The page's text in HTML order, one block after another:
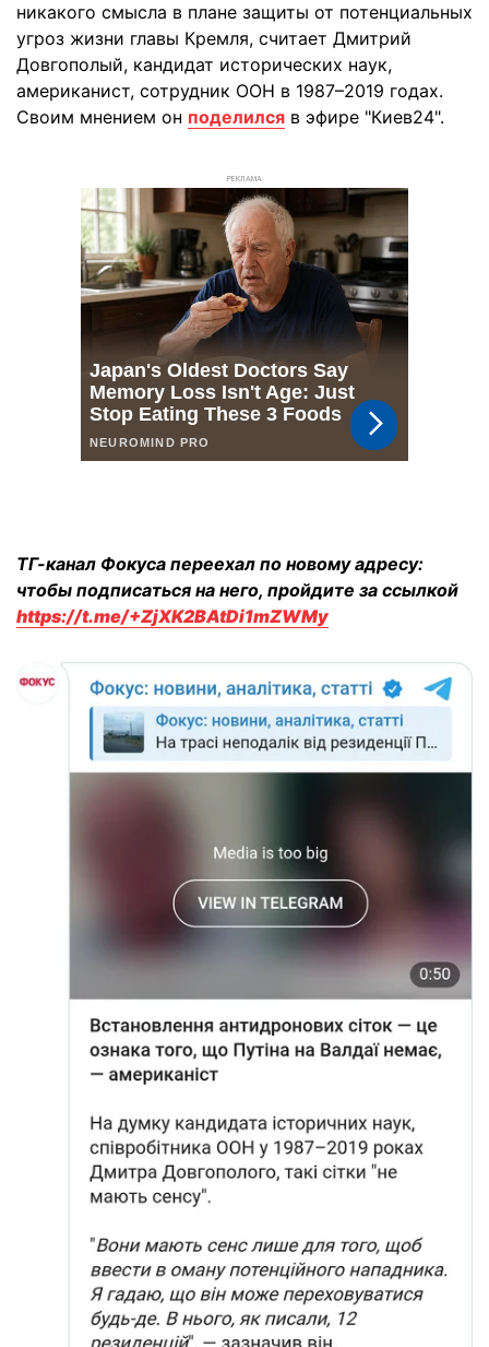
никакого смысла в плане защиты от потенциальных
угроз жизни главы Кремля, считает Дмитрий
Довгополый, кандидат исторических наук,
американист, сотрудник ООН в 1987–2019 годах.
Своим мнением он поделился в эфире "Киев24".
РЕКЛАМА
ТГ-канал Фокуса переехал по новому адресу:
чтобы подписаться на него, пройдите за ссылкой
https://t.me/+ZjXK2BAtDi1mZWMy